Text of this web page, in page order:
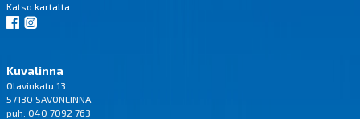
Katso kartalta
Kuvalinna
Olavinkatu 13
57130 SAVONLINNA
puh. 040 7092 763